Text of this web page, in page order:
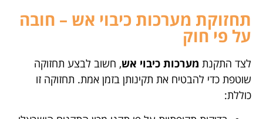
תחזוקת מערכות כיבוי אש – חובה
על פי חוק
לצד התקנת מערכות כיבוי אש, חשוב לבצע תחזוקה
שוטפת כדי להבטיח את תקינותן בזמן אמת. תחזוקה זו
כוללת: